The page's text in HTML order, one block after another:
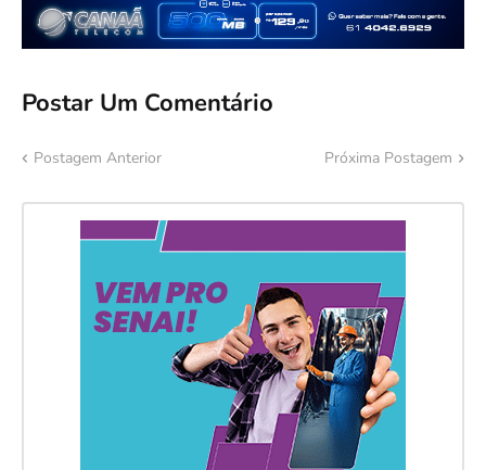
Postar Um Comentário
Postagem Anterior Próxima Postagem